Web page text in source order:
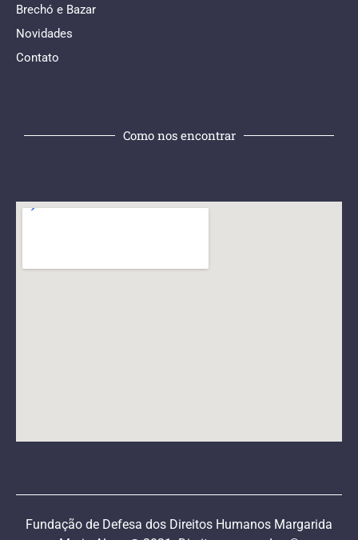
Brechó e Bazar
Novidades
Contato
Como nos encontrar
Fundação de Defesa dos Direitos Humanos Margarida